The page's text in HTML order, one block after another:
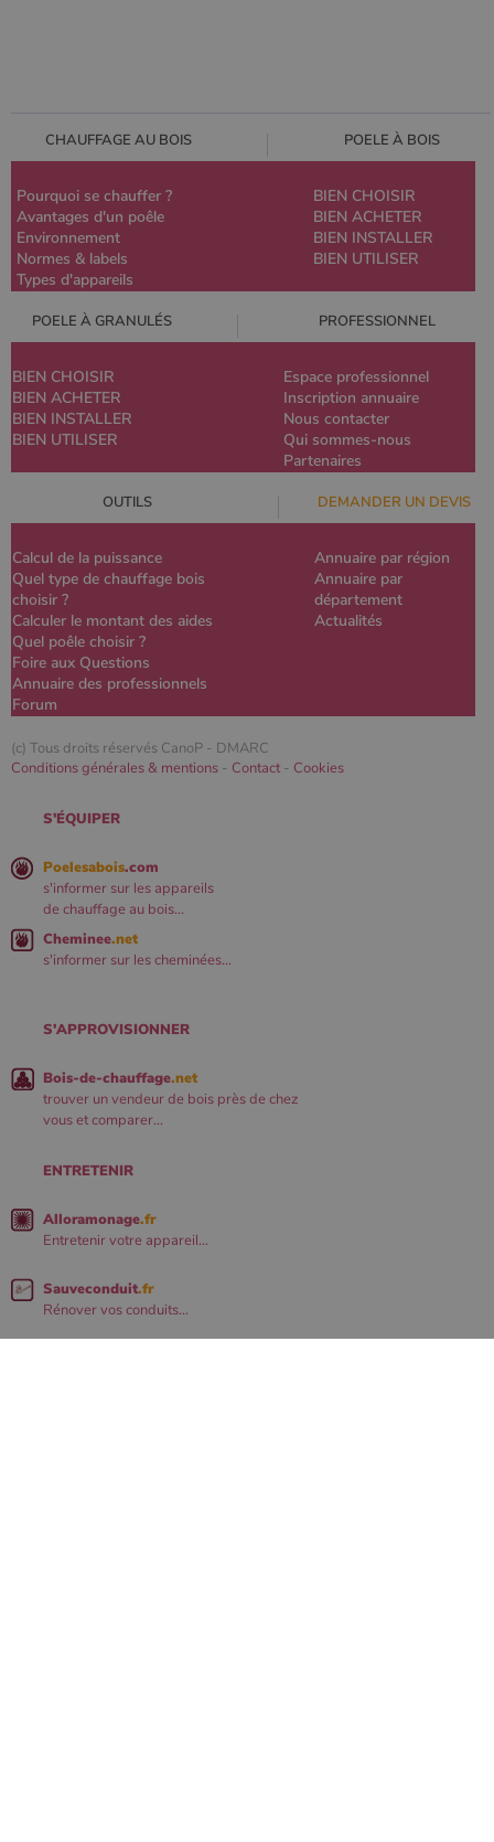
CHAUFFAGE AU BOIS POELE À BOIS
Pourquoi se chauffer ?
Avantages d'un poêle
Environnement
Normes & labels
Types d'appareils
BIEN CHOISIR
BIEN ACHETER
BIEN INSTALLER
BIEN UTILISER
POELE À GRANULÉS PROFESSIONNEL
BIEN CHOISIR
BIEN ACHETER
BIEN INSTALLER
BIEN UTILISER
Espace professionnel
Inscription annuaire
Nous contacter
Qui sommes-nous
Partenaires
OUTILS DEMANDER UN DEVIS
Calcul de la puissance
Quel type de chauffage bois
choisir ?
Calculer le montant des aides
Quel poêle choisir ?
Foire aux Questions
Annuaire des professionnels
Forum
Annuaire par région
Annuaire par
département
Actualités
(c) Tous droits réservés CanoP - DMARC
Conditions générales & mentions - Contact - Cookies
S'ÉQUIPER
Poelesabois.com
s'informer sur les appareils
de chauffage au bois...
Cheminee.net
s'informer sur les cheminées...
S'APPROVISIONNER
Bois-de-chauffage.net
trouver un vendeur de bois près de chez
vous et comparer...
ENTRETENIR
Alloramonage.fr
Entretenir votre appareil...
Sauveconduit.fr
Rénover vos conduits...